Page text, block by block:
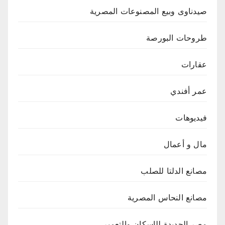
صيدناوى وبيع المصنوعات المصرية
طروحات البورصة
عقارات
عمر أفندي
فيديوهات
مال و أعمال
مصانع الدلتا للصلب
مصانع النحاس المصرية